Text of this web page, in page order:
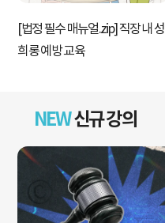
[법정 필수 매뉴얼.zip] 직장 내 성
희롱 예방 교육
NEW신규 강의